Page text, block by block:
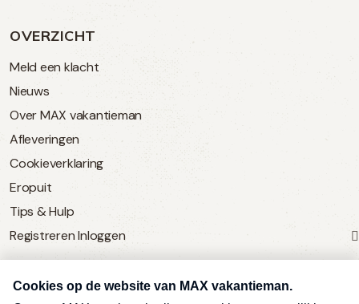
OVERZICHT
Meld een klacht
Nieuws
Over MAX vakantieman
Afleveringen
Cookieverklaring
Eropuit
Tips & Hulp
Registreren Inloggen
SERVICE